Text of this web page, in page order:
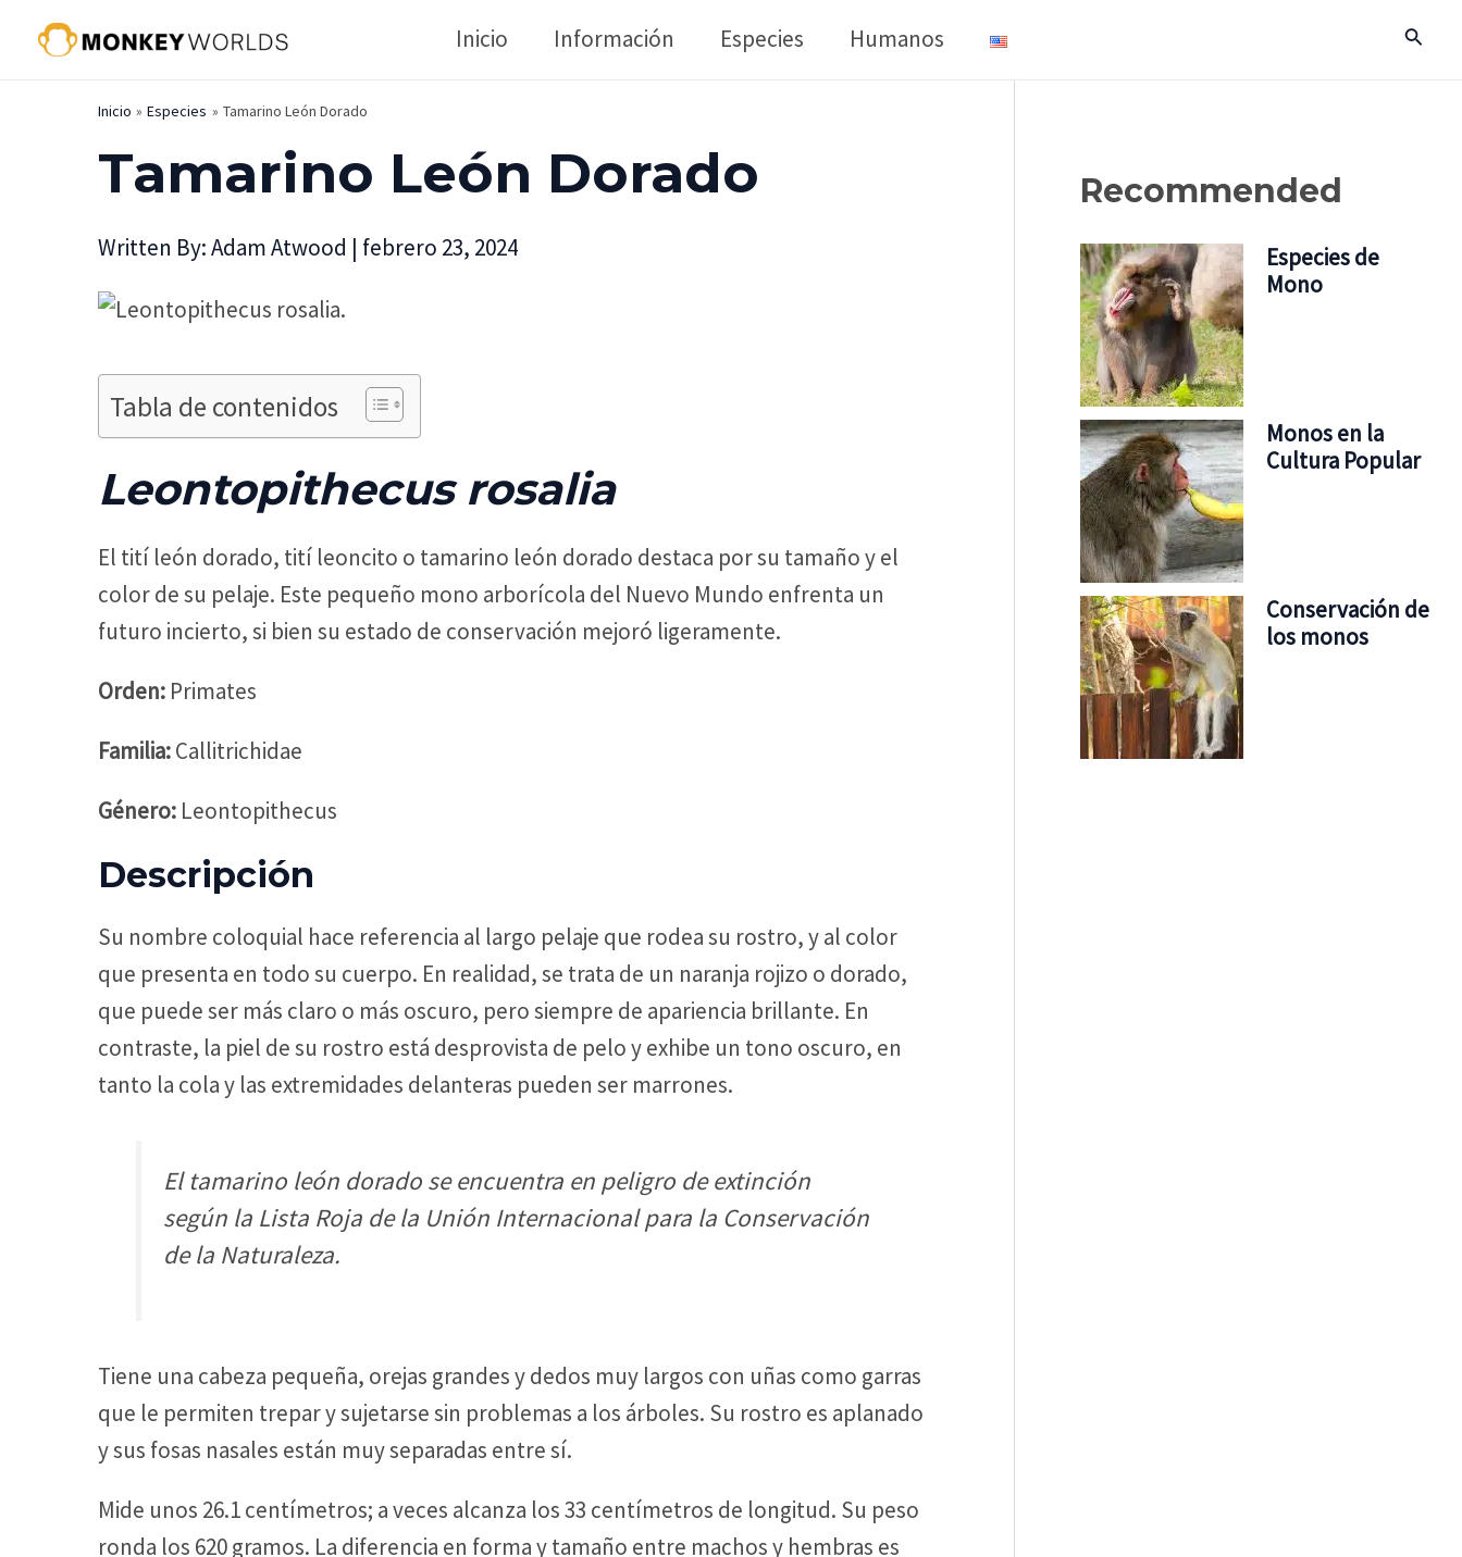
Inicio Información Especies Humanos Buscar
Inicio Especies Tamarino León Dorado
Tamarino León Dorado
Written By:Adam Atwood | febrero 23, 2024
Tabla de contenidos
Leontopithecus rosalia
El tití león dorado, tití leoncito o tamarino león dorado destaca por su tamaño y el
color de su pelaje. Este pequeño mono arborícola del Nuevo Mundo enfrenta un
futuro incierto, si bien su estado de conservación mejoró ligeramente.
Orden: Primates
Familia:Callitrichidae
Género: Leontopithecus
Descripción
Su nombre coloquial hace referencia al largo pelaje que rodea su rostro, y al color
que presenta en todo su cuerpo. En realidad, se trata de un naranja rojizo o dorado,
que puede ser más claro o más oscuro, pero siempre de apariencia brillante. En
contraste, la piel de su rostro está desprovista de pelo y exhibe un tono oscuro, en
tanto la cola y las extremidades delanteras pueden ser marrones.
El tamarino león dorado se encuentra en peligro de extinción
según la Lista Roja de la Unión Internacional para la Conservación
de la Naturaleza.
Tiene una cabeza pequeña, orejas grandes y dedos muy largos con uñas como garras
que le permiten trepar y sujetarse sin problemas a los árboles. Su rostro es aplanado
y sus fosas nasales están muy separadas entre sí.
Mide unos 26.1 centímetros; a veces alcanza los 33 centímetros de longitud. Su peso
ronda los 620 gramos. La diferencia en forma y tamaño entre machos y hembras es
Recommended
Especies de
Mono
Monos en la
Cultura Popular
Conservación de
los monos